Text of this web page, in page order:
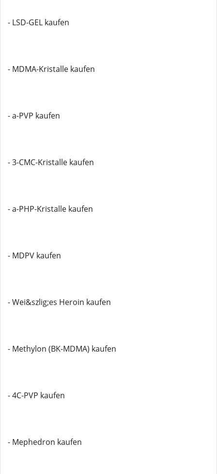
- LSD-GEL kaufen
- MDMA-Kristalle kaufen
- a-PVP kaufen
- 3-CMC-Kristalle kaufen
- a-PHP-Kristalle kaufen
- MDPV kaufen
- Wei&szlig;es Heroin kaufen
- Methylon (BK-MDMA) kaufen
- 4C-PVP kaufen
- Mephedron kaufen